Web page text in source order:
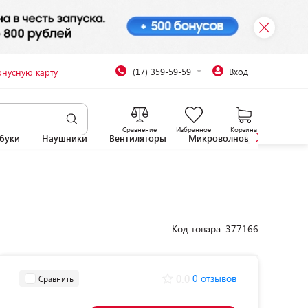
карту (17) 359-59-59 Вход
Сравнение Избранное Корзина
Наушники Вентиляторы Микроволновые печи
Код товара: 377166
Сравнить 0 отзывов